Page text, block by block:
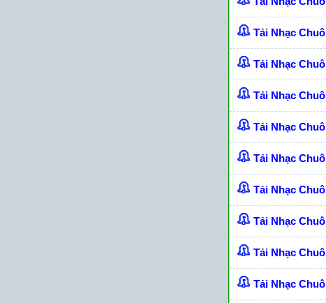
Tải Nhạc
Tải Nhạc
Tải Nhạc
Tải Nhạc
Tải Nhạc
Tải Nhạc
Tải Nhạc
Tải Nhạc
Tải Nhạc